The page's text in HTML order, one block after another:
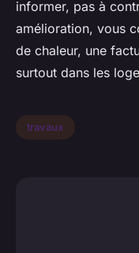
informer, pas à
amélioration, vous
de chaleur, une
surtout dans les
travaux